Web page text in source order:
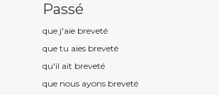
Passé
que j'aie breveté
que tu aies breveté
qu'il ait breveté
que nous ayons breveté